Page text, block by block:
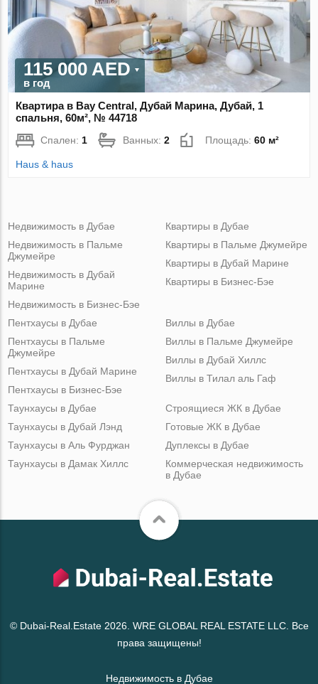
115 000 AED
в год
Квартира в Bay Central, Дубай Марина, Дубай, 1
спальня, 60м², № 44718
Спален: 1 Ванных:2 Площадь:60 м²
Haus & haus
Недвижимость в Дубае
Недвижимость в Пальме
Джумейре
Недвижимость в Дубай
Марине
Недвижимость в Бизнес-Бэе
Квартиры в Дубае
Квартиры в Пальме Джумейре
Квартиры в Дубай Марине
Квартиры в Бизнес-Бэе
Пентхаусы в Дубае
Пентхаусы в Пальме
Джумейре
Пентхаусы в Дубай Марине
Пентхаусы в Бизнес-Бэе
Виллы в Дубае
Виллы в Пальме Джумейре
Виллы в Дубай Хиллс
Виллы в Тилал аль Гаф
Таунхаусы в Дубае
Таунхаусы в Дубай Лэнд
Таунхаусы в Аль Фурджан
Таунхаусы в Дамак Хиллс
Строящиеся ЖК в Дубае
Готовые ЖК в Дубае
Дуплексы в Дубае
Коммерческая недвижимость
в Дубае
© Dubai-Real.Estate 2026. WRE GLOBAL REAL ESTATE LLC. Все
права защищены!
Недвижимость в Дубае